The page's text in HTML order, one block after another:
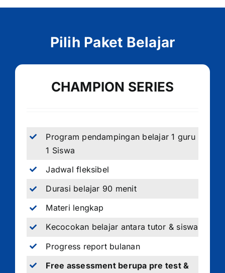
Pilih Paket Belajar
CHAMPION SERIES
Program pendampingan belajar 1 guru
1 Siswa
Jadwal fleksibel
Durasi belajar 90 menit
Materi lengkap
Kecocokan belajar antara tutor & siswa
Progress report bulanan
Free assessment berupa pre test &